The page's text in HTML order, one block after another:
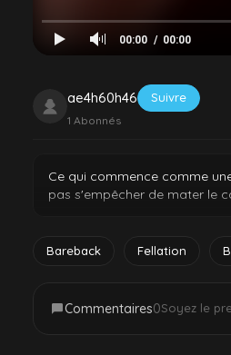
00:00 00:00
ae4h60h46 Suivre
1 Abonnés
Ce qui commence comme
pas s'empêcher de mater le
Bareback Fellation
Commentaires0Soyez le